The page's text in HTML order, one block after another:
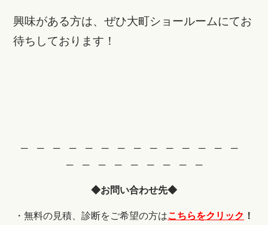
興味がある方は、ぜひ大町ショールームにてお
待ちしております！
─ ─ ─ ─ ─ ─ ─ ─ ─ ─ ─ ─ ─ ─
─ ─ ─ ─ ─ ─ ─ ─ ─
◆お問い合わせ先◆
・無料の見積、診断をご希望の方はこちらをクリック ！